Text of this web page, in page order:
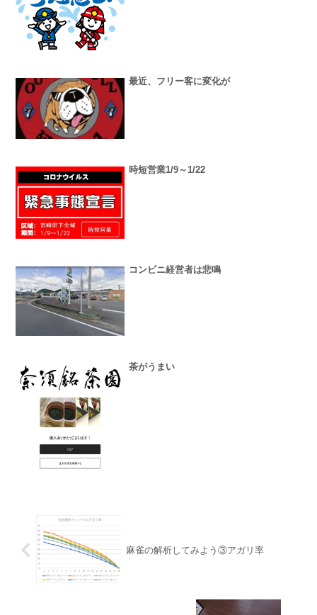
最近、フリー客に変化が
時短営業1/9～1/22
コンビニ経営者は悲鳴
茶がうまい
麻雀の解析してみよう③アガリ率